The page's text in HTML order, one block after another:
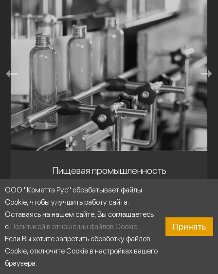
Пищевая промышленность
ООО "Кометта Рус" обрабатывает файлы
Cookie, чтобы улучшить работу сайта.
Оставаясь на нашем сайте, Вы соглашаетесь
с Политикой в отношении файлов Cookie.
Если Вы хотите запретить обработку файлов
Cookie, отключите Cookie в настройках вашего
браузера.
Принять